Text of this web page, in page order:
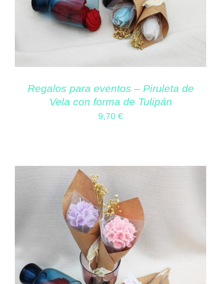
Regalos para eventos – Piruleta de
Vela con forma de Tulipán
9,70 €